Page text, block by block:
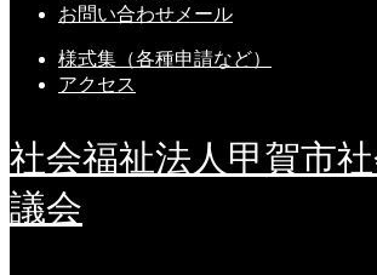
お問い合わせメール
様式集（各種申請など）
アクセス
社会福祉法人甲賀市
議会